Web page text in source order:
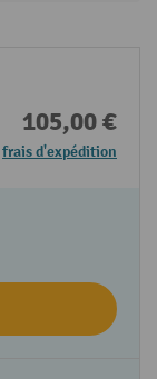
105,00 €
frais d'expédition